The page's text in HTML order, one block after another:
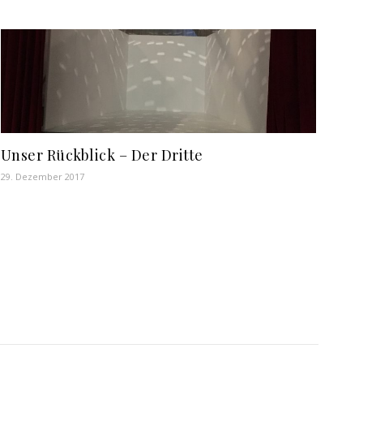
Unser Rückblick – Der Dritte
29. Dezember 2017